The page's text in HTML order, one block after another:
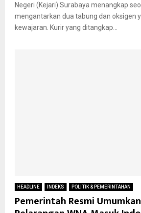
Negeri (Kejari) Surabaya menangkap
mengantarkan dua tabung dan oksigen
kewajaran. Kurir yang ditangkap...
HEADLINE INDEKS POLITIK & PEMERINTAHAN
Pemerintah Resmi